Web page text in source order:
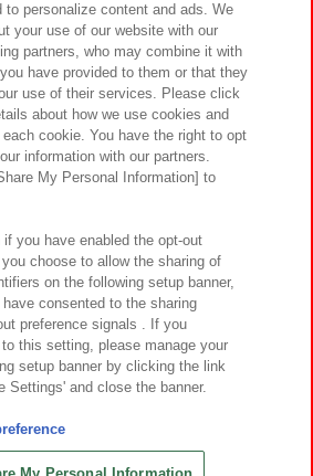
ーン
ステナビリティ サイトポリシー
ウェブアクセシビリティ方針と検証結果
ともに
応方針 よくあるご質問・お問い合わせ
Namco Amusement Inc.
Namco Amusement Lab Inc.
Co., Ltd. All Rights Reserved.
to personalize content and ads. We
your use of our website with our
partners, who may combine it with
have provided to them or that they
use of their services. Please click
about how we use cookies and
cookie. You have the right to opt
information with our partners.
My Personal Information] to
you have enabled the opt-out
choose to allow the sharing of
on the following setup banner,
consented to the sharing
preference signals . If you
this setting, please manage your
setup banner by clicking the link
Settings' and close the banner.